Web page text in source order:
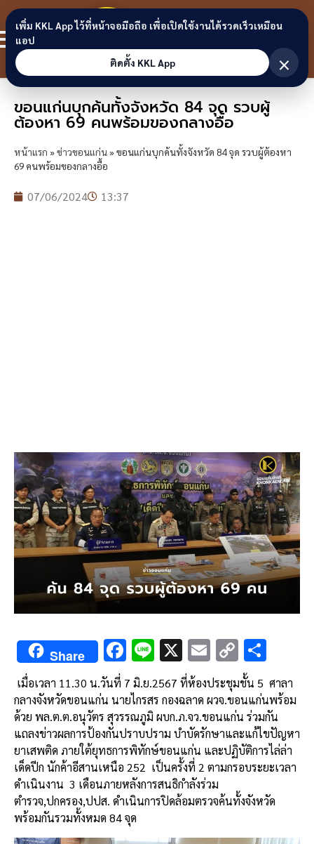
Skip to content
ขอนแก่น
ลิงก์
ขอนแก่นบุกค้นทั้งจังหวัด 84 จุด รวบผู้
ต้องหา 69 คนพร้อมของกลางอื้อ
หน้าแรก »ข่าวขอนแก่น»ขอนแก่นบุกค้นทั้งจังหวัด 84 จุด รวบผู้ต้องหา
69 คนพร้อมของกลางอื้อ
07/06/2024 13:37
Share F
ac
e
b
o
o
k
Li
n
e
X E
m
ai
l
C
o
py
Li
n
k
h
ar
e
เมื่อเวลา 11.30 น.วันที่ 7 มิ.ย.2567 ที่ห้องประชุมชั้น 5 ศาลา
กลางจังหวัดขอนแก่น นายไกรสร กองฉลาด ผวจ.ขอนแก่นพร้อม
ด้วย พล.ต.ต.อนุวัตร สุวรรณภูมิ ผบก.ภ.จว.ขอนแก่น ร่วมกัน
แถลงข่าวผลการป้องกันปราบปราม บำบัดรักษาและแก้ไขปัญหา
ยาเสพติด ภายใต้ยุทธการพิทักษ์ขอนแก่น และปฏิบัติการไล่ล่า
เด็ดปีก นักค้าอีสานเหนือ 252 เป็นครั้งที่ 2 ตามกรอบระยะเวลา
ดำเนินงาน 3 เดือนภายหลังการสนธิกำลังร่วม
ตำรวจ,ปกครอง,ปปส. ดำเนินการปิดล้อมตรวจค้นทั้งจังหวัด
พร้อมกันรวมทั้งหมด 84 จุด
เพิ่ม KKL App ไว้ที่หน้าจอมือถือ เพื่อเปิดใช้งานได้รวดเร็วเหมือน
แอป
ติดตั้ง KKL App
×